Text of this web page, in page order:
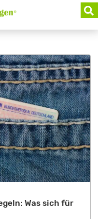
Was sich für